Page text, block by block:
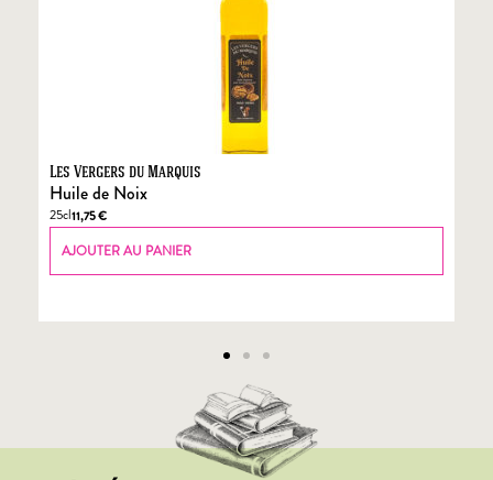
Les Vergers du Marquis
Huile de Noix
25cl11,75€
AJOUTER AU PANIER